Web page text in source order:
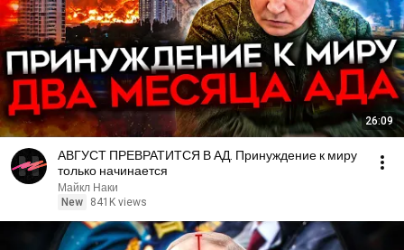
26:09
АВГУСТ ПРЕВРАТИТСЯ В АД. Принуждение к миру
только начинается
Майкл Наки
New
841K views